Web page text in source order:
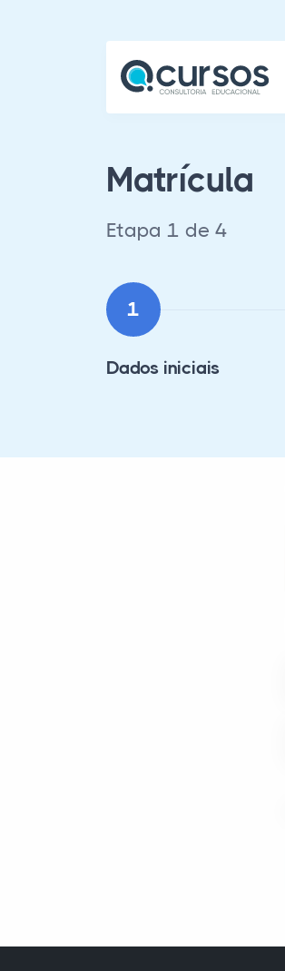
Matrícula
Etapa 1 de 4
1
Dados iniciais